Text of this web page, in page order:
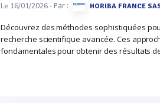
Le 16/01/2026- Par : HORIBA FRANCE
Découvrez des méthodes sophistiquées
recherche scientifique avancée. Ces
fondamentales pour obtenir des résultats